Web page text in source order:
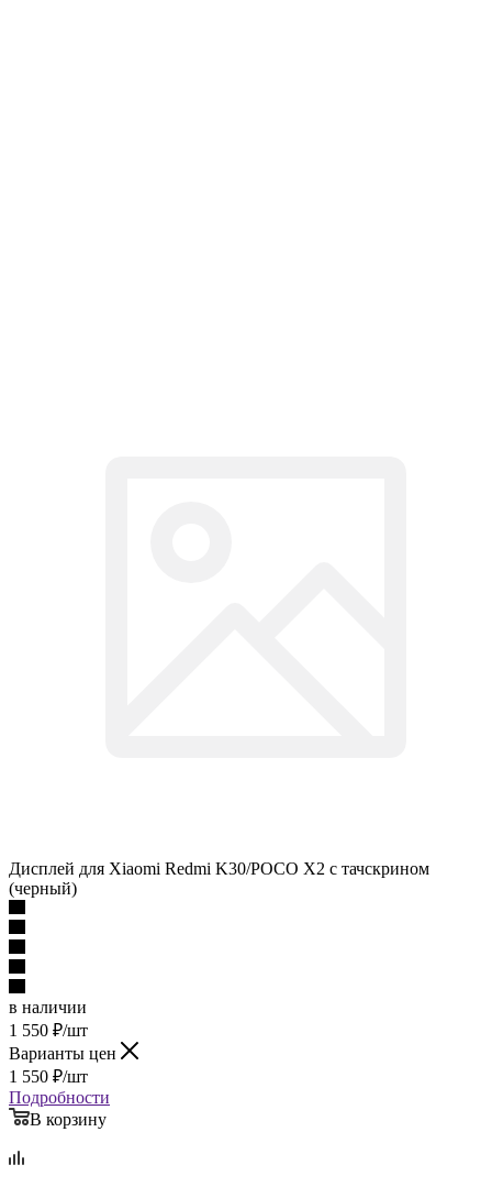
в наличии
1 550
Варианты цен
1 550
Подробности
В корзину